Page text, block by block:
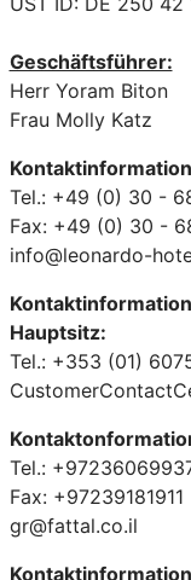
Geschäftsführer:
Herr Yoram Biton
Frau Molly Katz
Tel.: +49 (0) 30 -
Fax: +49 (0) 30 -
info@leonardo-
Hauptsitz:
Tel.: +353 (01)
Tel.:
Fax: +97239181911
gr@fattal.co.il